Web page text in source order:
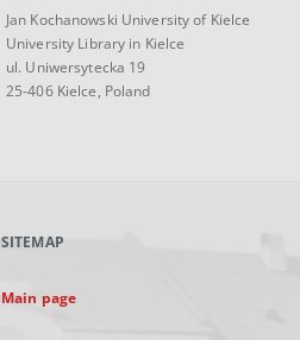
Jan Kochanowski University of Kielce
University Library in Kielce
ul. Uniwersytecka 19
25-406 Kielce, Poland
SITEMAP
Main page